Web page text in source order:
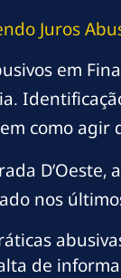
Juros
em
como agir
nos
de